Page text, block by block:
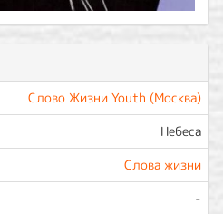
Слово Жизни Youth (Москва)
Небеса
Слова жизни
-